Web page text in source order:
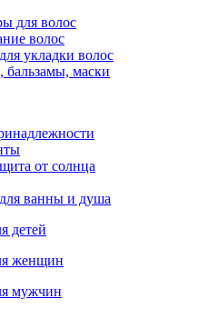
для волос
волос
укладки волос
маски
от солнца
ванны и душа
детей
женщин
мужчин